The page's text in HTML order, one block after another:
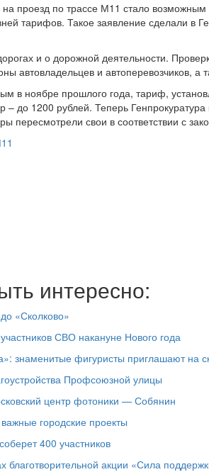
проезд по трассе М11 стало возможным
тарифов. Такое заявление сделали в
и о дорожной деятельности.
автовладельцев и автоперевозчиков, а
в ноябре прошлого года, тариф,
до 1200 рублей. Теперь Генпрокуратура
пересмотрели свои в соответствии с
интересно:
«Сколково»
СВО накануне Нового года
знаменитые фигуристы приглашают на
Профсоюзной улицы
центр фотоники — Собянин
городские проекты
400 участников
акции «Сила